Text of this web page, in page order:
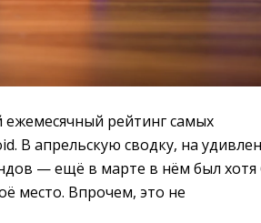
рейтинг самых
В апрельскую сводку, на
— ещё в марте в нём был
место. Впрочем, это не